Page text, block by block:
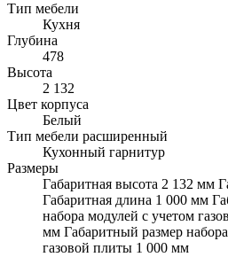
Тип мебели
Кухня
Глубина
478
Высота
2 132
Цвет корпуса
Белый
Тип мебели расширенный
Кухонный гарнитур
Размеры
Габаритная высота 2 132 мм
Габаритная длина 1 000 мм
набора модулей с учетом
мм Габаритный размер
газовой плиты 1 000 мм